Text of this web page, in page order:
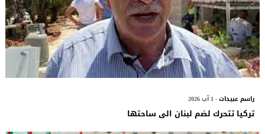
راسم عبيدات- 1 آب 2026
تركيا تتحرك لضم لبنان الى ساحتها